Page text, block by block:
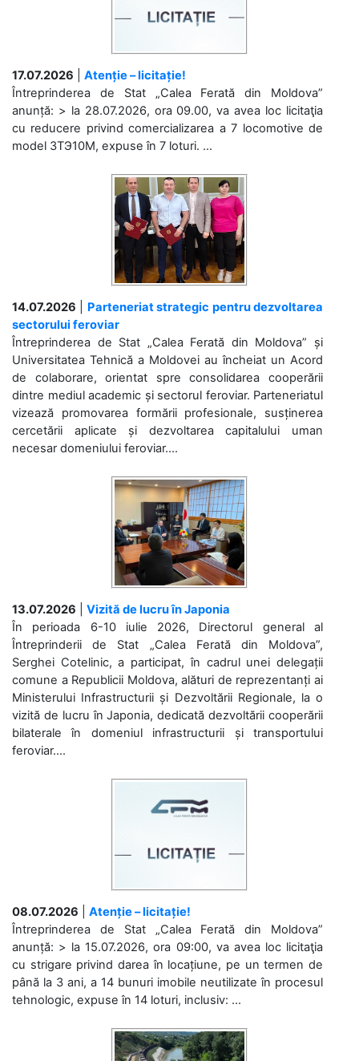
17.07.2026
Atenție – licitație!
Întreprinderea de Stat „Calea Ferată din Moldova”
anunță: > la 28.07.2026, ora 09.00, va avea loc licitaţia
cu reducere privind comercializarea a 7 locomotive de
model 3ТЭ10М, expuse în 7 loturi. ...
14.07.2026
Parteneriat strategic pentru dezvoltarea
sectorului feroviar
Întreprinderea de Stat „Calea Ferată din Moldova” și
Universitatea Tehnică a Moldovei au încheiat un Acord
de colaborare, orientat spre consolidarea cooperării
dintre mediul academic și sectorul feroviar. Parteneriatul
vizează promovarea formării profesionale, susținerea
cercetării aplicate și dezvoltarea capitalului uman
necesar domeniului feroviar....
13.07.2026
Vizită de lucru în Japonia
În perioada 6-10 iulie 2026, Directorul general al
Întreprinderii de Stat „Calea Ferată din Moldova”,
Serghei Cotelinic, a participat, în cadrul unei delegații
comune a Republicii Moldova, alături de reprezentanți ai
Ministerului Infrastructurii și Dezvoltării Regionale, la o
vizită de lucru în Japonia, dedicată dezvoltării cooperării
bilaterale în domeniul infrastructurii și transportului
feroviar....
08.07.2026
Atenție – licitație!
Întreprinderea de Stat „Calea Ferată din Moldova”
anunță: > la 15.07.2026, ora 09:00, va avea loc licitaţia
cu strigare privind darea în locațiune, pe un termen de
până la 3 ani, a 14 bunuri imobile neutilizate în procesul
tehnologic, expuse în 14 loturi, inclusiv: ...